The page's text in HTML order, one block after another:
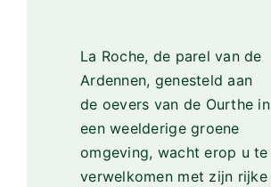
La Roche, de parel van de
Ardennen, genesteld aan
de oevers van de Ourthe in
een weelderige groene
omgeving, wacht erop u te
verwelkomen met zijn rijke